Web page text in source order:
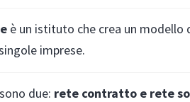
è un istituto che crea un modello
imprese.
due: rete contratto e rete